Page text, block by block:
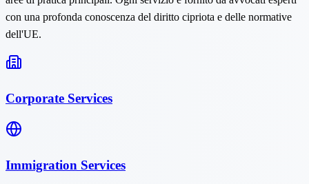
con una profonda conoscenza del diritto cipriota e delle normative
dell'UE.
Corporate Services
Immigration Services